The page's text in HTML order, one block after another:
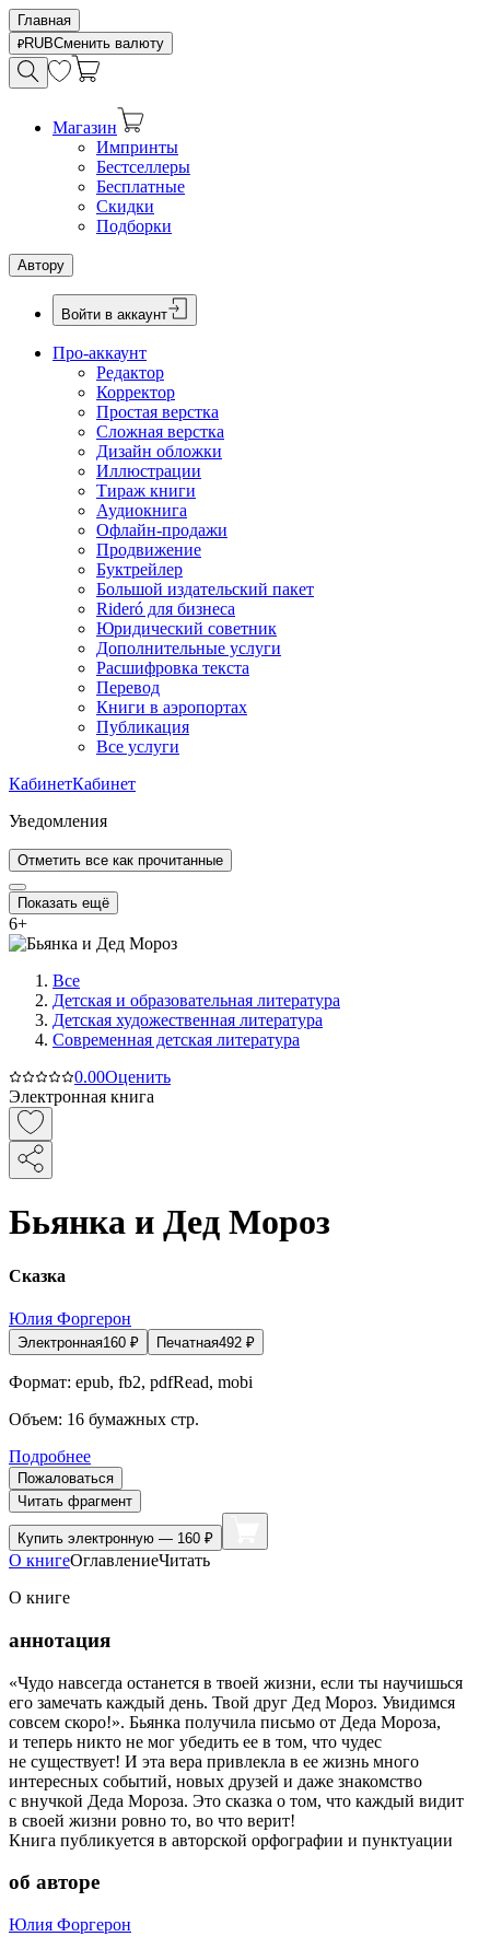
Главная
RUBСменить валюту
Магазин
Импринты
Бестселлеры
Бесплатные
Скидки
Подборки
Автору
Войти в аккаунт
Про-аккаунт
Редактор
Корректор
Простая верстка
Сложная верстка
Дизайн обложки
Иллюстрации
Тираж книги
Аудиокнига
Офлайн-продажи
Продвижение
Буктрейлер
Большой издательский пакет
Rideró для бизнеса
Юридический советник
Дополнительные услуги
Расшифровка текста
Перевод
Книги в аэропортах
Публикация
Все услуги
КабинетКабинет
Уведомления
Отметить все как прочитанные
Показать ещё
6+
Все
Детская и образовательная литература
Детская художественная литература
Современная детская литература
0.00Оценить
Электронная книга
Бьянка и Дед Мороз
Сказка
Юлия Форгерон
Электронная160 ₽ Печатная492 ₽
Формат: epub, fb2, pdfRead, mobi
Объем: 16 бумажных стр.
Подробнее
Пожаловаться
Читать фрагмент
Купить электронную — 160 ₽
О книгеОглавлениеЧитать
О книге
аннотация
«Чудо навсегда останется в твоей жизни, если ты научишься
его замечать каждый день. Твой друг Дед Мороз. Увидимся
совсем скоро!». Бьянка получила письмо от Деда Мороза,
и теперь никто не мог убедить ее в том, что чудес
не существует! И эта вера привлекла в ее жизнь много
интересных событий, новых друзей и даже знакомство
с внучкой Деда Мороза. Это сказка о том, что каждый видит
в своей жизни ровно то, во что верит!
Книга публикуется в авторской орфографии и пунктуации
об авторе
Юлия Форгерон